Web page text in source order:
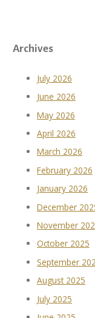
Archives
July 2026
June 2026
May 2026
April 2026
March 2026
February 2026
January 2026
December
November
October 2025
September
August 2025
July 2025